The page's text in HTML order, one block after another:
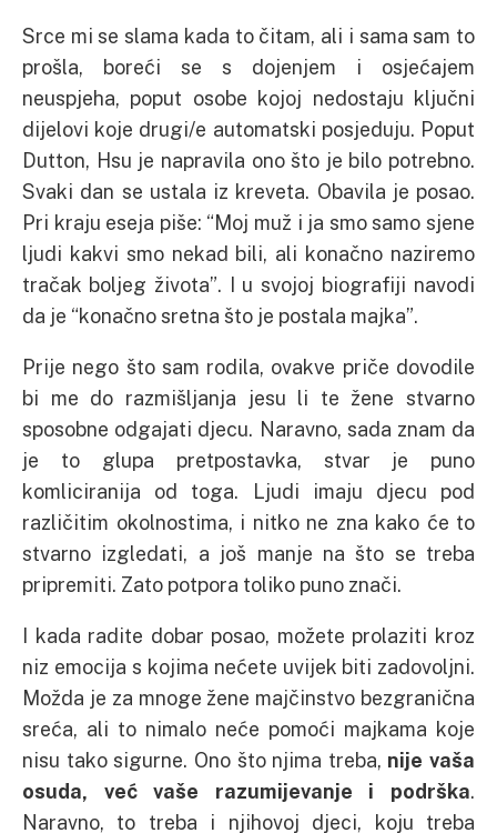
Srce mi se slama kada to čitam, ali i sama sam to
prošla, boreći se s dojenjem i osjećajem
neuspjeha, poput osobe kojoj nedostaju ključni
dijelovi koje drugi/e automatski posjeduju. Poput
Dutton, Hsu je napravila ono što je bilo potrebno.
Svaki dan se ustala iz kreveta. Obavila je posao.
Pri kraju eseja piše: “Moj muž i ja smo samo sjene
ljudi kakvi smo nekad bili, ali konačno naziremo
tračak boljeg života”. I u svojoj biografiji navodi
da je “konačno sretna što je postala majka”.
Prije nego što sam rodila, ovakve priče dovodile
bi me do razmišljanja jesu li te žene stvarno
sposobne odgajati djecu. Naravno, sada znam da
je to glupa pretpostavka, stvar je puno
komliciranija od toga. Ljudi imaju djecu pod
različitim okolnostima, i nitko ne zna kako će to
stvarno izgledati, a još manje na što se treba
pripremiti. Zato potpora toliko puno znači.
I kada radite dobar posao, možete prolaziti kroz
niz emocija s kojima nećete uvijek biti zadovoljni.
Možda je za mnoge žene majčinstvo bezgranična
sreća, ali to nimalo neće pomoći majkama koje
nisu tako sigurne. Ono što njima treba, nije vaša
osuda, već vaše razumijevanje i podrška.
Naravno, to treba i njihovoj djeci, koju treba